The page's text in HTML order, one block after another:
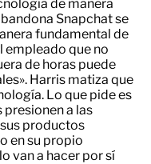
de manera
Snapchat se
fundamental de
empleado que no
de horas puede
Harris matiza que
Lo que pide es
a las
productos
en su propio
van a hacer por sí